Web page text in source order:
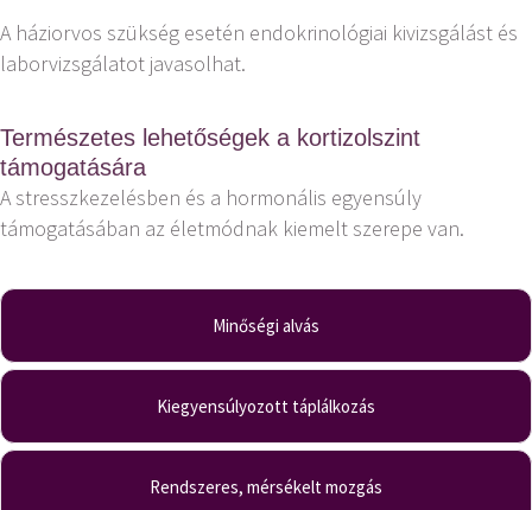
A háziorvos szükség esetén endokrinológiai kivizsgálást és
laborvizsgálatot javasolhat.
Természetes lehetőségek a kortizolszint
támogatására
A stresszkezelésben és a hormonális egyensúly
támogatásában az életmódnak kiemelt szerepe van.
Minőségi alvás
Kiegyensúlyozott táplálkozás
Rendszeres, mérsékelt mozgás